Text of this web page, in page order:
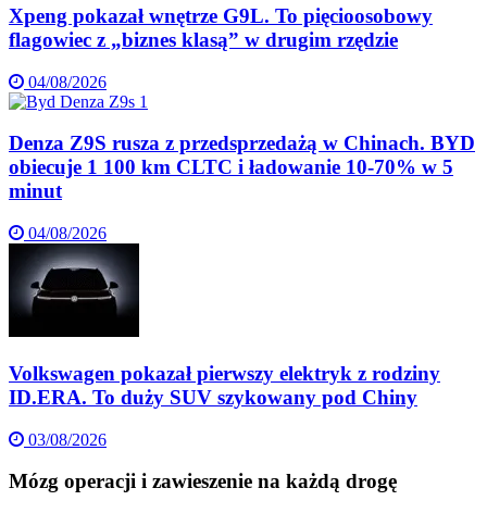
Xpeng pokazał wnętrze G9L. To pięcioosobowy
flagowiec z „biznes klasą” w drugim rzędzie
04/08/2026
Denza Z9S rusza z przedsprzedażą w Chinach. BYD
obiecuje 1 100 km CLTC i ładowanie 10-70% w 5
minut
04/08/2026
Volkswagen pokazał pierwszy elektryk z rodziny
ID.ERA. To duży SUV szykowany pod Chiny
03/08/2026
Mózg operacji i zawieszenie na każdą drogę